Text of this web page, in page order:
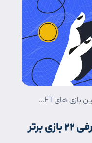
بهترین بازی های NFT | معرفی 22 بازی برتر NFT در سال 2022
بهترین بازی های NFT | معرفی 22 بازی برتر